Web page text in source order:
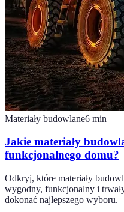
Materiały budowlane6 min
Jakie materiały
funkcjonalnego domu?
Odkryj, które materiały
wygodny, funkcjonalny i
dokonać najlepszego wyboru.